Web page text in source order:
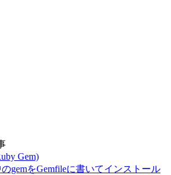
Gem)
gemをGemfileに書いてインストール